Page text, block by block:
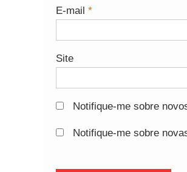
E-mail *
Site
Notifique-me sobre
Notifique-me sobre